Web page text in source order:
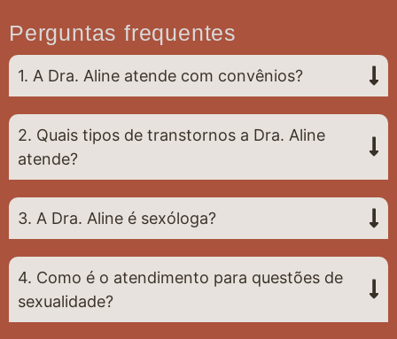
Perguntas frequentes
1. A Dra. Aline atende com convênios?
2. Quais tipos de transtornos a Dra. Aline
atende?
3. A Dra. Aline é sexóloga?
4. Como é o atendimento para questões de
sexualidade?